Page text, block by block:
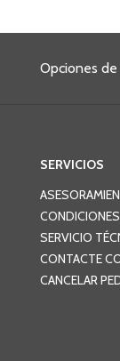
Opciones de
SERVICIOS
SERVICIO
CONTACTE
CANCELAR